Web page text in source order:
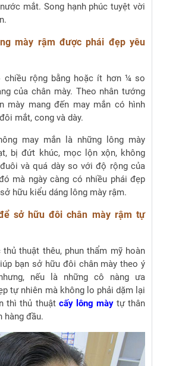
mắt. Song hạnh phúc tuyệt vời
mày rậm được phái đẹp yêu
chiều rộng bằng hoặc ít hơn ¼ so
của chân mày. Theo nhân tướng
mày mang đến may mắn có hình
mắt, cong và dày.
may mắn là những lông mày
bị đứt khúc, mọc lộn xộn, không
và quá dày so với độ rộng của
mà ngày càng có nhiều phái đẹp
hữu kiểu dáng lông mày rậm.
sở hữu đôi chân mày rậm tự
thủ thuật thêu, phun thẩm mỹ hoàn
bạn sở hữu đôi chân mày theo ý
nếu là những cô nàng ưa
tự nhiên mà không lo phải dặm lại
thì thủ thuật cấy lông màytự thân
hàng đầu.